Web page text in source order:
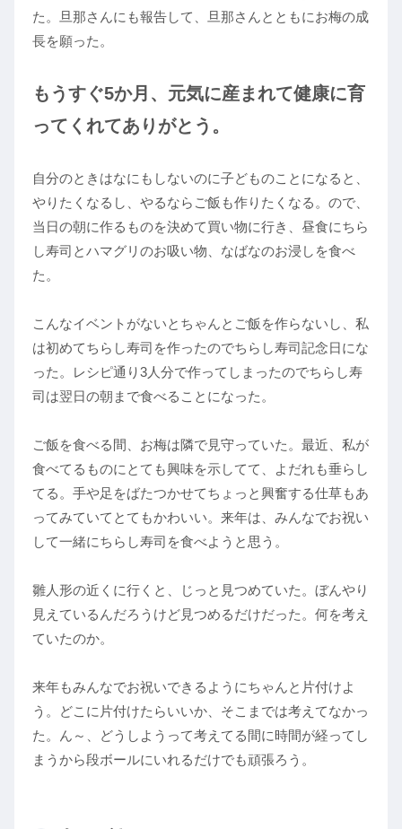
た。旦那さんにも報告して、旦那さんとともにお梅の成
長を願った。
もうすぐ5か月、元気に産まれて健康に育
ってくれてありがとう 。
自分のときはなにもしないのに子どものことになると、
やりたくなるし、やるならご飯も作りたくなる。ので、
当日の朝に作るものを決めて買い物に行き、昼食にちら
し寿司とハマグリのお吸い物、なばなのお浸しを食べ
た。
こんなイベントがないとちゃんとご飯を作らないし、私
は初めてちらし寿司を作ったのでちらし寿司記念日にな
った。レシピ通り3人分で作ってしまったのでちらし寿
司は翌日の朝まで食べることになった。
ご飯を食べる間、お梅は隣で見守っていた。最近、私が
食べてるものにとても興味を示してて、よだれも垂らし
てる。手や足をばたつかせてちょっと興奮する仕草もあ
ってみていてとてもかわいい。来年は、みんなでお祝い
して一緒にちらし寿司を食べようと思う。
雛人形の近くに行くと、じっと見つめていた。ぼんやり
見えているんだろうけど見つめるだけだった。何を考え
ていたのか。
来年もみんなでお祝いできるようにちゃんと片付けよ
う。どこに片付けたらいいか、そこまでは考えてなかっ
た。ん～、どうしようって考えてる間に時間が経ってし
まうから段ボールにいれるだけでも頑張ろう。